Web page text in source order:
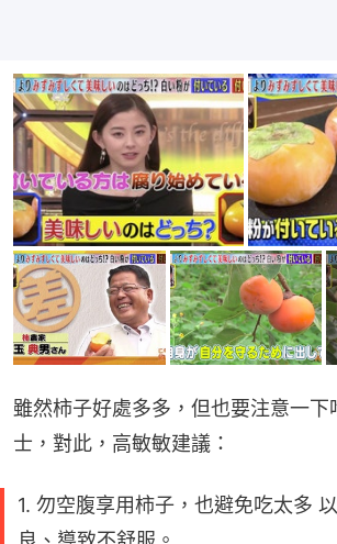
雖然柿子好處多多，但也要注意一下
士，對此，高敏敏建議：
1. 勿空腹享用柿子，也避免吃太多